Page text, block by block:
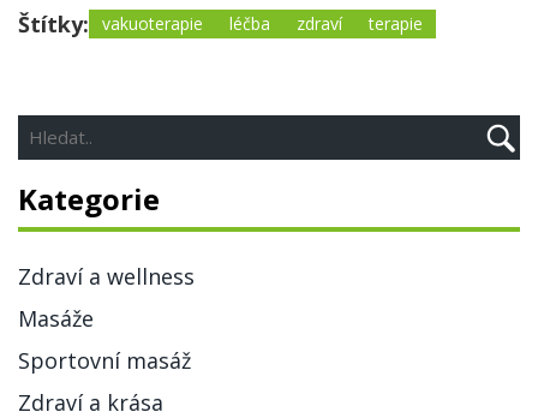
Štítky: vakuoterapie léčba zdraví terapie
Kategorie
Zdraví a wellness
Masáže
Sportovní masáž
Zdraví a krása